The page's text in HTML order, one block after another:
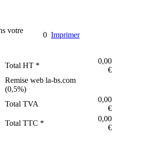
votre
0 Imprimer
Total HT *
0,00
€
Remise web la-bs.com
(0,5%)
Total TVA
0,00
€
Total TTC *
0,00
€